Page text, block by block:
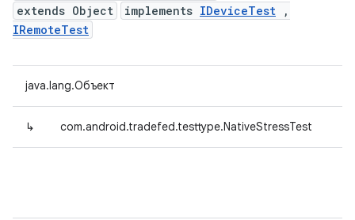
extends Object
implements IDeviceTest ,
IRemoteTest
java.lang.Объект
↳ com.android.tradefed.testtype.NativeStressTest